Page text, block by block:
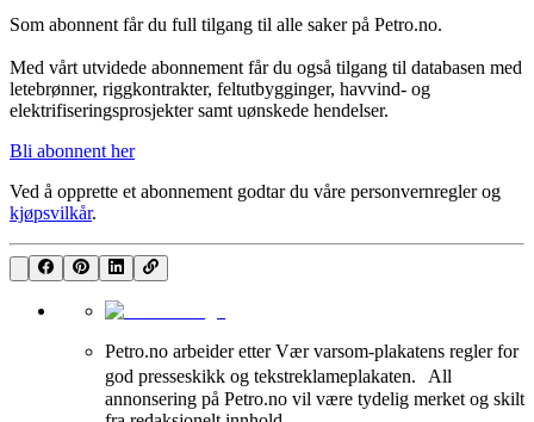
Som abonnent får du full tilgang til alle saker på Petro.no.
Med vårt utvidede abonnement får du også tilgang til databasen med
letebrønner, riggkontrakter, feltutbygginger, havvind- og
elektrifiseringsprosjekter samt uønskede hendelser.
Bli abonnent her
Ved å opprette et abonnement godtar du våre personvernreglerog
kjøpsvilkår.
Petro.no arbeider etter Vær varsom-plakatens regler for
god presseskikk og tekstreklameplakaten. All
annonsering på Petro.no vil være tydelig merket og skilt